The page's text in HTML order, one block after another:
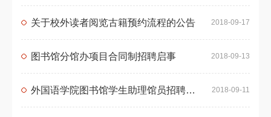
2018-09-17
关于校外读者阅览古籍预约流程的公告
2018-09-13
图书馆分馆办项目合同制招聘启事
2018-09-11
外国语学院图书馆学生助理馆员招聘啦～